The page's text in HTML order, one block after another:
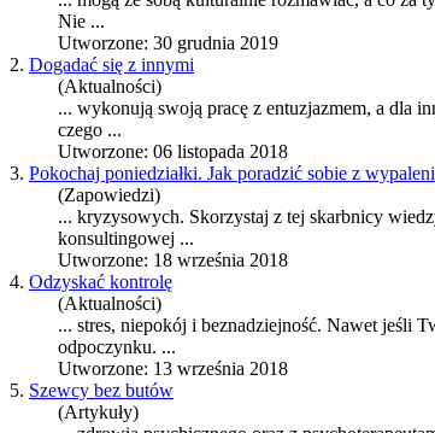
Nie ...
Utworzone: 30 grudnia 2019
2. Dogadać się z innymi
(Aktualności)
... wykonują swoją pracę z entuzjazmem, a dla
czego ...
Utworzone: 06 listopada 2018
3. Pokochaj poniedziałki. Jak poradzić sobie z
(Zapowiedzi)
... kryzysowych. Skorzystaj z tej skarbnicy
konsultingowej ...
Utworzone: 18 września 2018
4. Odzyskać kontrolę
(Aktualności)
... stres, niepokój i beznadziejność. Nawet jeśli
odpoczynku. ...
Utworzone: 13 września 2018
5. Szewcy bez butów
(Artykuły)